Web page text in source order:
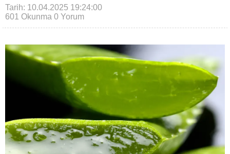
Tarih: 10.04.2025 19:24:00
601 Okunma 0 Yorum